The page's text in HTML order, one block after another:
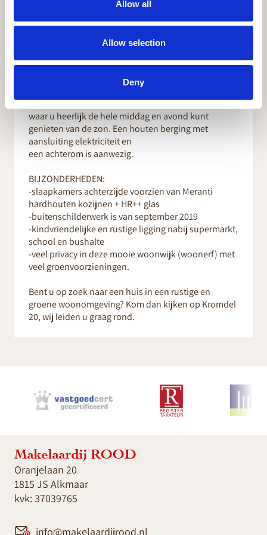
Allow all
Allow selection
Deny
vaste trap naar zolderverdieping. Overloop met
Velux-dakraam, CV-ketel (Intergas 2011),
bergruimte.
Grote 4e slaapkamer met een groot Velux dakraam.
De mooie achtertuin is maar liefst 12 meter diep,
waar u heerlijk de hele middag en avond kunt
genieten van de zon. Een houten berging met
aansluiting elektriciteit en
een achterom is aanwezig.
BIJZONDERHEDEN:
-slaapkamers achterzijde voorzien van Meranti
hardhouten kozijnen + HR++ glas
-buitenschilderwerk is van september 2019
-kindvriendelijke en rustige ligging nabij supermarkt,
school en bushalte
-veel privacy in deze mooie woonwijk (woonerf) met
veel groenvoorzieningen.
Bent u op zoek naar een huis in een rustige en
groene woonomgeving? Kom dan kijken op Kromdel
20, wij leiden u graag rond.
Makelaardij ROOD
Oranjelaan 20
1815 JS Alkmaar
kvk: 37039765
info@makelaardijrood.nl